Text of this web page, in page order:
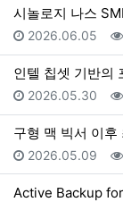
시놀로지 나스
등록일
2026.06.05
인텔 칩셋 기반의
등록일
2026.05.30
구형 맥 빅서 이후
등록일
2026.05.09
Active Backup